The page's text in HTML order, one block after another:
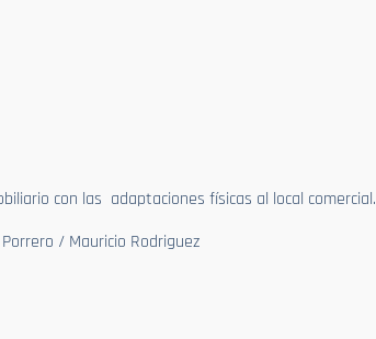
con las adaptaciones físicas al local comercial.
/ Mauricio Rodriguez